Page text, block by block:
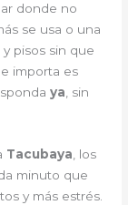
donde no
se usa o una
pisos sin que
importa es
ya, sin
Tacubaya , los
minuto que
y más estrés.